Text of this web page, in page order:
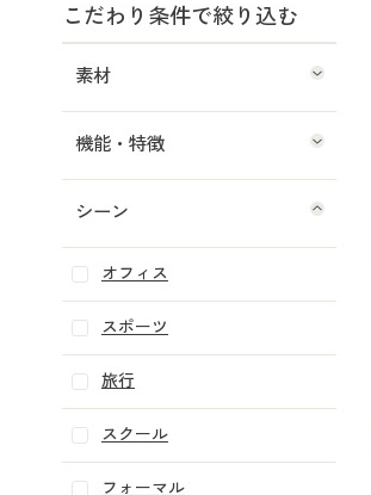
こだわり条件で絞り込む
素材
機能・特徴
シーン
オフィス
スポーツ
旅行
スクール
フォーマル